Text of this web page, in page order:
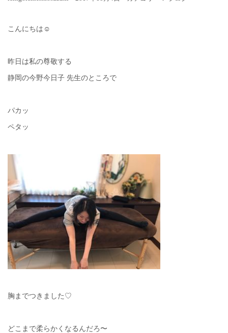
こんにちは☺︎
昨日は私の尊敬する
静岡の今野今日子 先生のところで
パカッ
ペタッ
胸までつきました♡
どこまで柔らかくなるんだろ〜